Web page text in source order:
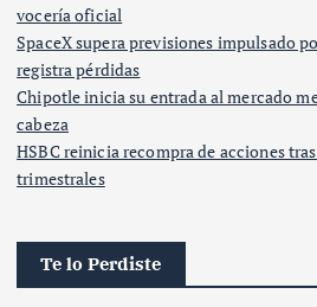
vocería oficial
SpaceX supera previsiones impulsado
registra pérdidas
Chipotle inicia su entrada al mercado
cabeza
HSBC reinicia recompra de acciones
trimestrales
Te lo Perdiste